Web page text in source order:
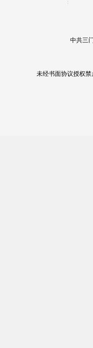
中共三
未经书面协议授权